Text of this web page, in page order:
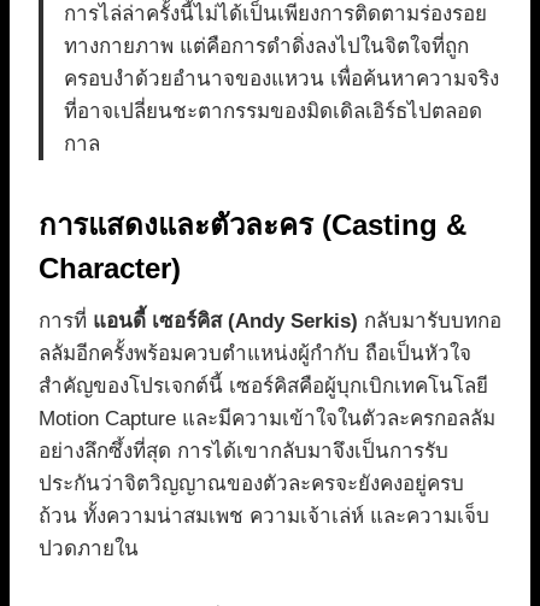
การไล่ล่าครั้งนี้ไม่ได้เป็นเพียงการติดตามร่องรอย
ทางกายภาพ แต่คือการดำดิ่งลงไปในจิตใจที่ถูก
ครอบงำด้วยอำนาจของแหวน เพื่อค้นหาความจริง
ที่อาจเปลี่ยนชะตากรรมของมิดเดิลเอิร์ธไปตลอด
กาล
การแสดงและตัวละคร (Casting &
Character)
การที่ แอนดี้ เซอร์คิส (Andy Serkis) กลับมารับบทกอ
ลลัมอีกครั้งพร้อมควบตำแหน่งผู้กำกับ ถือเป็นหัวใจ
สำคัญของโปรเจกต์นี้ เซอร์คิสคือผู้บุกเบิกเทคโนโลยี
Motion Capture และมีความเข้าใจในตัวละครกอลลัม
อย่างลึกซึ้งที่สุด การได้เขากลับมาจึงเป็นการรับ
ประกันว่าจิตวิญญาณของตัวละครจะยังคงอยู่ครบ
ถ้วน ทั้งความน่าสมเพช ความเจ้าเล่ห์ และความเจ็บ
ปวดภายใน